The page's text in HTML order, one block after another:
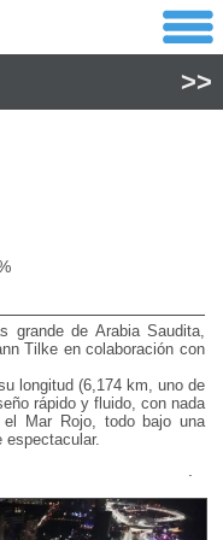
>>
grande de Arabia Saudita,
Tilke en colaboración con
longitud (6,174 km, uno de
rápido y fluido, con nada
Mar Rojo, todo bajo una
espectacular.